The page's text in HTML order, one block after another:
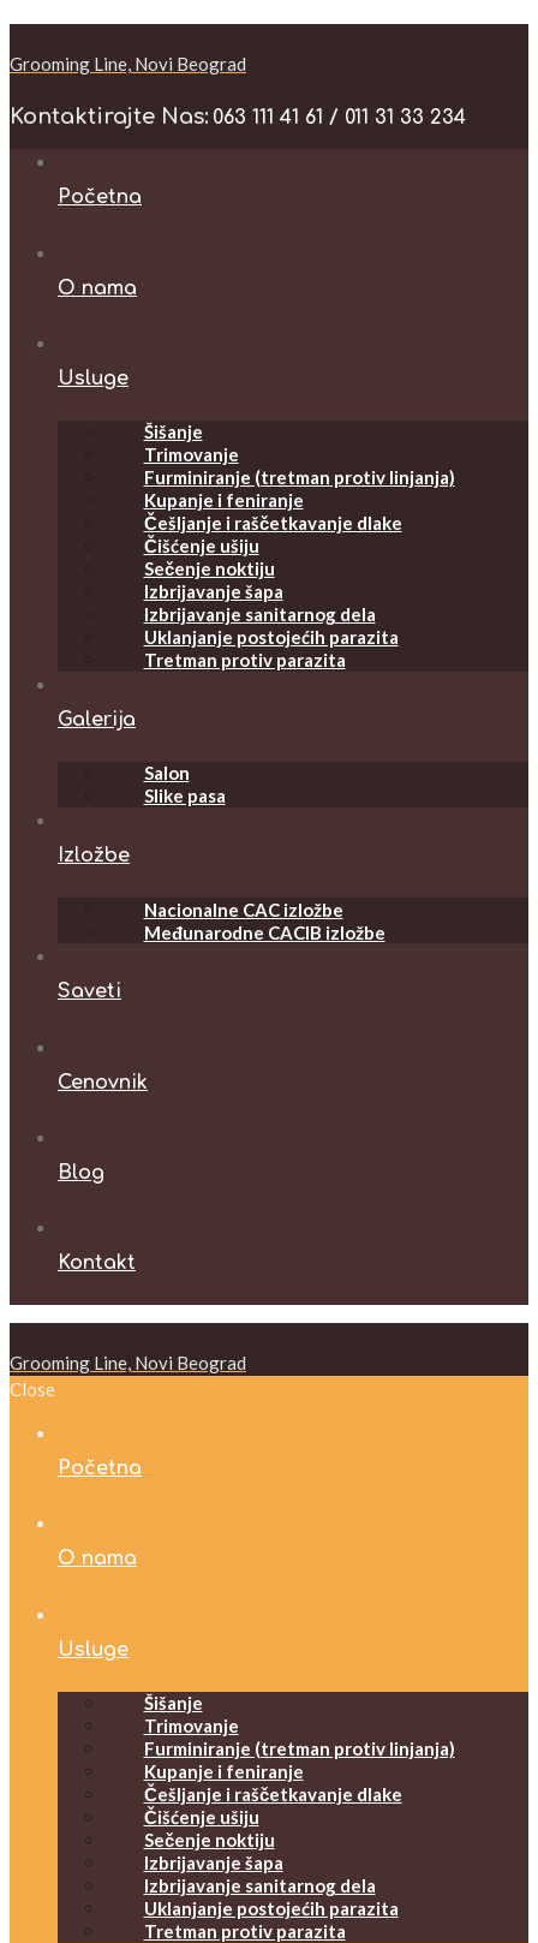
Grooming Line, Novi Beograd
Kontaktirajte Nas: 063 111 41 61 / 011 31 33 234
Početna
O nama
Usluge
Šišanje
Trimovanje
Furminiranje (tretman protiv linjanja)
Kupanje i feniranje
Češljanje i raščetkavanje dlake
Čišćenje ušiju
Sečenje noktiju
Izbrijavanje šapa
Izbrijavanje sanitarnog dela
Uklanjanje postojećih parazita
Tretman protiv parazita
Galerija
Salon
Slike pasa
Izložbe
Nacionalne CAC izložbe
Međunarodne CACIB izložbe
Saveti
Cenovnik
Blog
Kontakt
Grooming Line, Novi Beograd
Close
Početna
O nama
Usluge
Šišanje
Trimovanje
Furminiranje (tretman protiv linjanja)
Kupanje i feniranje
Češljanje i raščetkavanje dlake
Čišćenje ušiju
Sečenje noktiju
Izbrijavanje šapa
Izbrijavanje sanitarnog dela
Uklanjanje postojećih parazita
Tretman protiv parazita